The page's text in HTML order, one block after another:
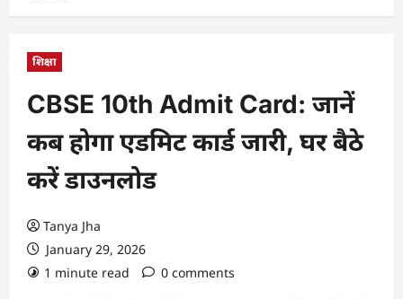
शिक्षा
CBSE 10th Admit Card: जानें
कब होगा एडमिट कार्ड जारी, घर बैठे
करें डाउनलोड
Tanya Jha
January 29, 2026
1 minute read
0 comments